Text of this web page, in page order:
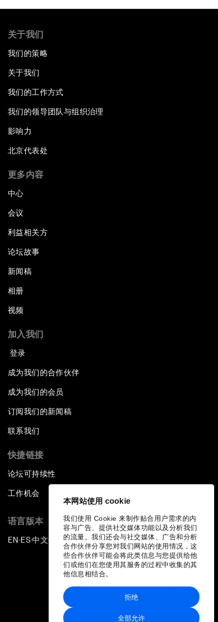
本网站使用 cookie
我们使用 Cookie 来制作贴合用户需求的内
容与广告、提供社交媒体功能以及分析我们
的流量。我们还会与社交媒体、广告和分析
合作伙伴分享您对我们网站的使用情况，这
些合作伙伴可能会将此类信息与您提供给他
们或他们在您使用其服务的过程中收集的其
他信息相结合。
全部允许
拒绝
关于我们
我们的策略
关于我们
我们的工作方式
我们的领导团队与组织治理
影响力
北京代表处
更多内容
中心
会议
利益相关方
论坛故事
新闻稿
相册
视频
加入我们
登录
成为我们的合作伙伴
成为我们的会员
订阅我们的新闻稿
联系我们
快捷链接
论坛可持续性
工作机会
语言版本
EN ▪ ES▪中文▪ 日本語